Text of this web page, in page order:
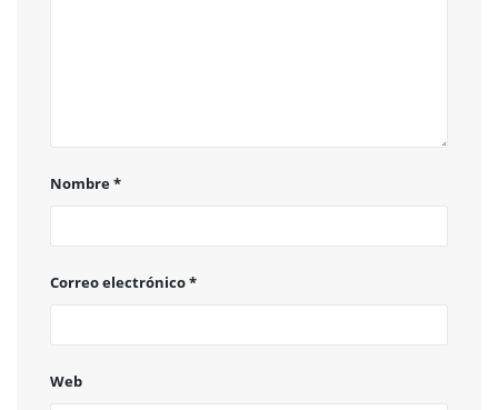
Nombre*
Correo electrónico*
Web